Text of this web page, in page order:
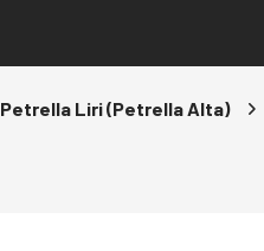
Petrella Liri (Petrella Alta)